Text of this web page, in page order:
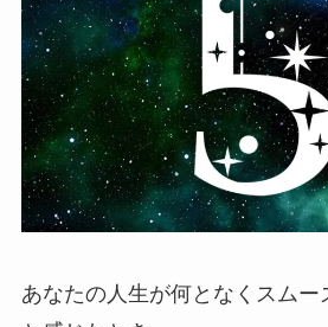
あなたの人生が何となくスムー